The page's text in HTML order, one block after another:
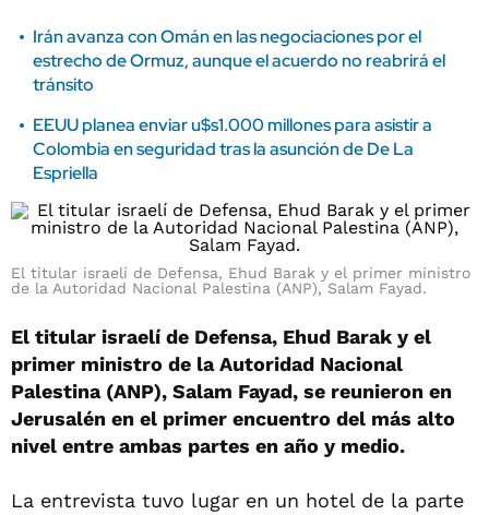
Irán avanza con Omán en las negociaciones por el
estrecho de Ormuz, aunque el acuerdo no reabrirá el
tránsito
EEUU planea enviar u$s1.000 millones para asistir a
Colombia en seguridad tras la asunción de De La
Espriella
El titular israelí de Defensa, Ehud Barak y el primer ministro
de la Autoridad Nacional Palestina (ANP), Salam Fayad.
El titular israelí de Defensa, Ehud Barak y el
primer ministro de la Autoridad Nacional
Palestina (ANP), Salam Fayad, se reunieron en
Jerusalén en el primer encuentro del más alto
nivel entre ambas partes en año y medio.
La entrevista tuvo lugar en un hotel de la parte